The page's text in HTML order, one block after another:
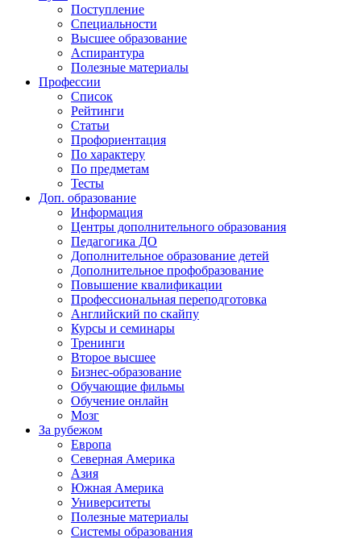
Поступление
Специальности
Высшее образование
Аспирантура
Полезные материалы
Профессии
Список
Рейтинги
Статьи
Профориентация
По характеру
По предметам
Тесты
Доп. образование
Информация
Центры дополнительного образования
Педагогика ДО
Дополнительное образование детей
Дополнительное профобразование
Повышение квалификации
Профессиональная переподготовка
Английский по скайпу
Курсы и семинары
Тренинги
Второе высшее
Бизнес-образование
Обучающие фильмы
Обучение онлайн
Мозг
За рубежом
Европа
Северная Америка
Азия
Южная Америка
Университеты
Полезные материалы
Системы образования